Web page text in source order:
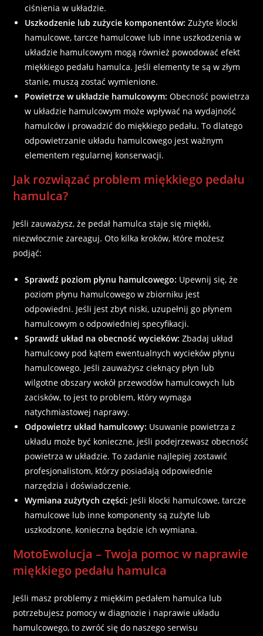
ciśnienia w układzie.
Uszkodzenie lub zużycie komponentów:Zużyte klocki
hamulcowe, tarcze hamulcowe lub inne uszkodzenia w
układzie hamulcowym mogą również powodować efekt
miękkiego pedału hamulca. Jeśli elementy te są w złym
stanie, muszą zostać wymienione.
Powietrze w układzie hamulcowym:Obecność powietrza
w układzie hamulcowym może wpływać na wydajność
hamulców i prowadzić do miękkiego pedału. To dlatego
odpowietrzanie układu hamulcowego jest ważnym
elementem regularnej konserwacji.
Jak rozwiązać problem miękkiego pedału
hamulca?
Jeśli zauważysz, że pedał hamulca staje się miękki,
niezwłocznie zareaguj. Oto kilka kroków, które możesz
podjąć:
Sprawdź poziom płynu hamulcowego: Upewnij się, że
poziom płynu hamulcowego w zbiorniku jest
odpowiedni. Jeśli jest zbyt niski, uzupełnij go płynem
hamulcowym o odpowiedniej specyfikacji.
Sprawdź układ na obecność wycieków:Zbadaj układ
hamulcowy pod kątem ewentualnych wycieków płynu
hamulcowego. Jeśli zauważysz cieknący płyn lub
wilgotne obszary wokół przewodów hamulcowych lub
zacisków, to jest to problem, który wymaga
natychmiastowej naprawy.
Odpowietrz układ hamulcowy: Usuwanie powietrza z
układu może być konieczne, jeśli podejrzewasz obecność
powietrza w układzie. To zadanie najlepiej zostawić
profesjonalistom, którzy posiadają odpowiednie
narzędzia i doświadczenie.
Wymiana zużytych części: Jeśli klocki hamulcowe, tarcze
hamulcowe lub inne komponenty są zużyte lub
uszkodzone, konieczna będzie ich wymiana.
MotoEwolucja – Twoja pomoc w naprawie
miękkiego pedału hamulca
Jeśli masz problemy z miękkim pedałem hamulca lub
potrzebujesz pomocy w diagnozie i naprawie układu
hamulcowego, to zwróć się do naszego serwisu